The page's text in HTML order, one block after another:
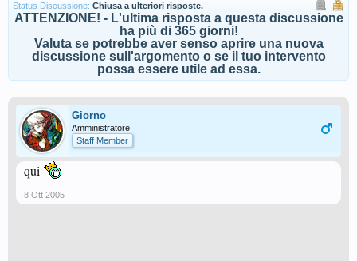
Status Discussione: Chiusa a ulteriori risposte.
ATTENZIONE! - L'ultima risposta a questa discussione
ha più di 365 giorni!
Valuta se potrebbe aver senso aprire una nuova
discussione sull'argomento o se il tuo intervento
possa essere utile ad essa.
Giorno
Amministratore
Staff Member
qui
8 Ott 2005